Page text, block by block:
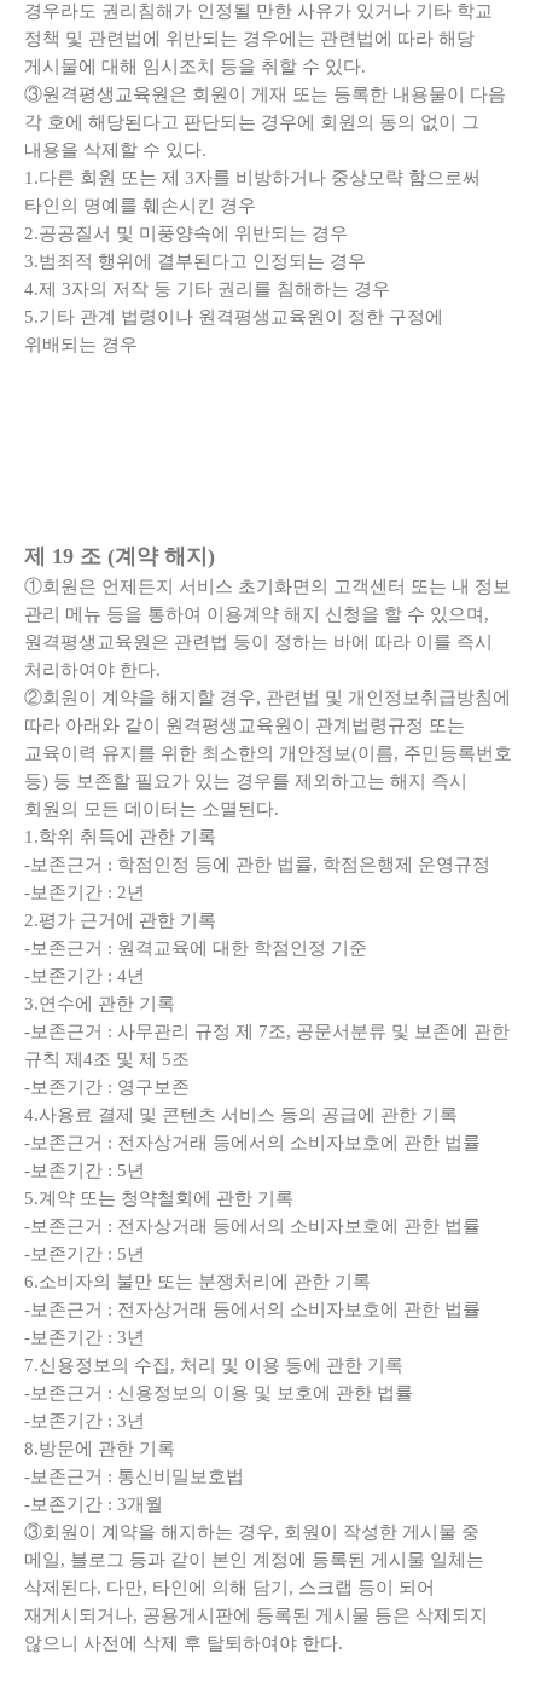
경우라도 권리침해가 인정될 만한 사유가 있거나 기타 학교
정책 및 관련법에 위반되는 경우에는 관련법에 따라 해당
게시물에 대해 임시조치 등을 취할 수 있다.
③원격평생교육원은 회원이 게재 또는 등록한 내용물이 다음
각 호에 해당된다고 판단되는 경우에 회원의 동의 없이 그
내용을 삭제할 수 있다.
1.다른 회원 또는 제 3자를 비방하거나 중상모략 함으로써
타인의 명예를 훼손시킨 경우
2.공공질서 및 미풍양속에 위반되는 경우
3.범죄적 행위에 결부된다고 인정되는 경우
4.제 3자의 저작 등 기타 권리를 침해하는 경우
5.기타 관계 법령이나 원격평생교육원이 정한 구정에
위배되는 경우
제 19 조 (계약 해지)
①회원은 언제든지 서비스 초기화면의 고객센터 또는 내 정보
관리 메뉴 등을 통하여 이용계약 해지 신청을 할 수 있으며,
원격평생교육원은 관련법 등이 정하는 바에 따라 이를 즉시
처리하여야 한다.
②회원이 계약을 해지할 경우, 관련법 및 개인정보취급방침에
따라 아래와 같이 원격평생교육원이 관계법령규정 또는
교육이력 유지를 위한 최소한의 개안정보(이름, 주민등록번호
등) 등 보존할 필요가 있는 경우를 제외하고는 해지 즉시
회원의 모든 데이터는 소멸된다.
1.학위 취득에 관한 기록
-보존근거 : 학점인정 등에 관한 법률, 학점은행제 운영규정
-보존기간 : 2년
2.평가 근거에 관한 기록
-보존근거 : 원격교육에 대한 학점인정 기준
-보존기간 : 4년
3.연수에 관한 기록
-보존근거 : 사무관리 규정 제 7조, 공문서분류 및 보존에 관한
규칙 제4조 및 제 5조
-보존기간 : 영구보존
4.사용료 결제 및 콘텐츠 서비스 등의 공급에 관한 기록
-보존근거 : 전자상거래 등에서의 소비자보호에 관한 법률
-보존기간 : 5년
5.계약 또는 청약철회에 관한 기록
-보존근거 : 전자상거래 등에서의 소비자보호에 관한 법률
-보존기간 : 5년
6.소비자의 불만 또는 분쟁처리에 관한 기록
-보존근거 : 전자상거래 등에서의 소비자보호에 관한 법률
-보존기간 : 3년
7.신용정보의 수집, 처리 및 이용 등에 관한 기록
-보존근거 : 신용정보의 이용 및 보호에 관한 법률
-보존기간 : 3년
8.방문에 관한 기록
-보존근거 : 통신비밀보호법
-보존기간 : 3개월
③회원이 계약을 해지하는 경우, 회원이 작성한 게시물 중
메일, 블로그 등과 같이 본인 계정에 등록된 게시물 일체는
삭제된다. 다만, 타인에 의해 담기, 스크랩 등이 되어
재게시되거나, 공용게시판에 등록된 게시물 등은 삭제되지
않으니 사전에 삭제 후 탈퇴하여야 한다.